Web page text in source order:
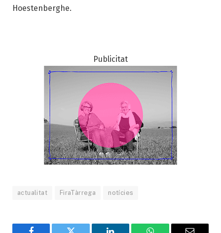
Hoestenberghe.
Publicitat
actualitat FiraTàrrega notícies